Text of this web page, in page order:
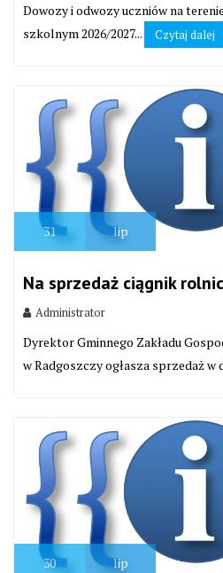
Dowozy i odwozy uczniów na
szkolnym 2026/2027...
Czytaj dalej
31 lip
Na sprzedaż ciągnik
Administrator
Dyrektor Gminnego Zakładu
w Radgoszczy ogłasza sprzedaż w
30 lip